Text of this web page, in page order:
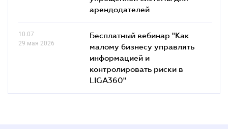
арендодателей
10.07
29 мая 2026
Бесплатный вебинар "Как
малому бизнесу управлять
информацией и
контролировать риски в
LIGA360"